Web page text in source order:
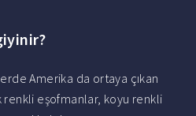
Amerika da ortaya çıkan
renkli eşofmanlar, koyu renkli